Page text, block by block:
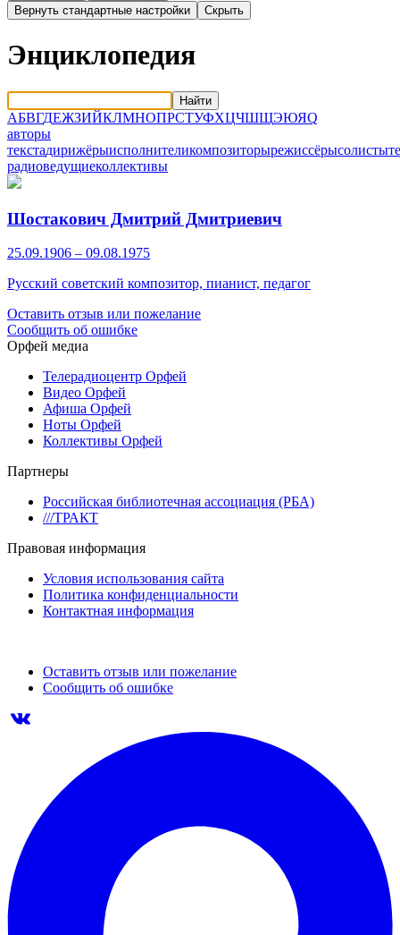
Вернуть стандартные настройки
Скрыть
Энциклопедия
Найти
АБВГДЕЖЗИЙКЛМНОПРСТУФХЦЧШЩЭЮЯQ
авторы
текстадирижёрыисполнителикомпозиторырежиссёрысолисты
радиоведущиеколлективы
Шостакович Дмитрий Дмитриевич
25.09.1906 – 09.08.1975
Русский советский композитор, пианист, педагог
Оставить отзыв или пожелание
Сообщить об ошибке
Орфей медиа
Телерадиоцентр Орфей
Видео Орфей
Афиша Орфей
Ноты Орфей
Коллективы Орфей
Партнеры
Российская библиотечная ассоциация (РБА)
///ТРАКТ
Правовая информация
Условия использования сайта
Политика конфиденциальности
Контактная информация
Оставить отзыв или пожелание
Сообщить об ошибке